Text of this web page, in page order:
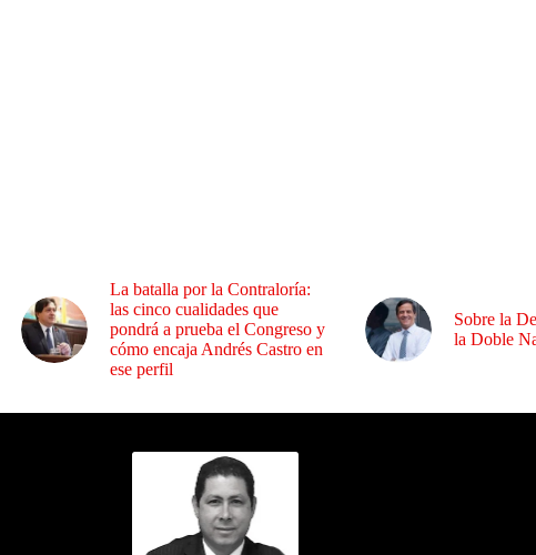
La batalla por la Contraloría:
las cinco cualidades que
pondrá a prueba el Congreso y
cómo encaja Andrés Castro en
ese perfil
Sobre la
la Doble